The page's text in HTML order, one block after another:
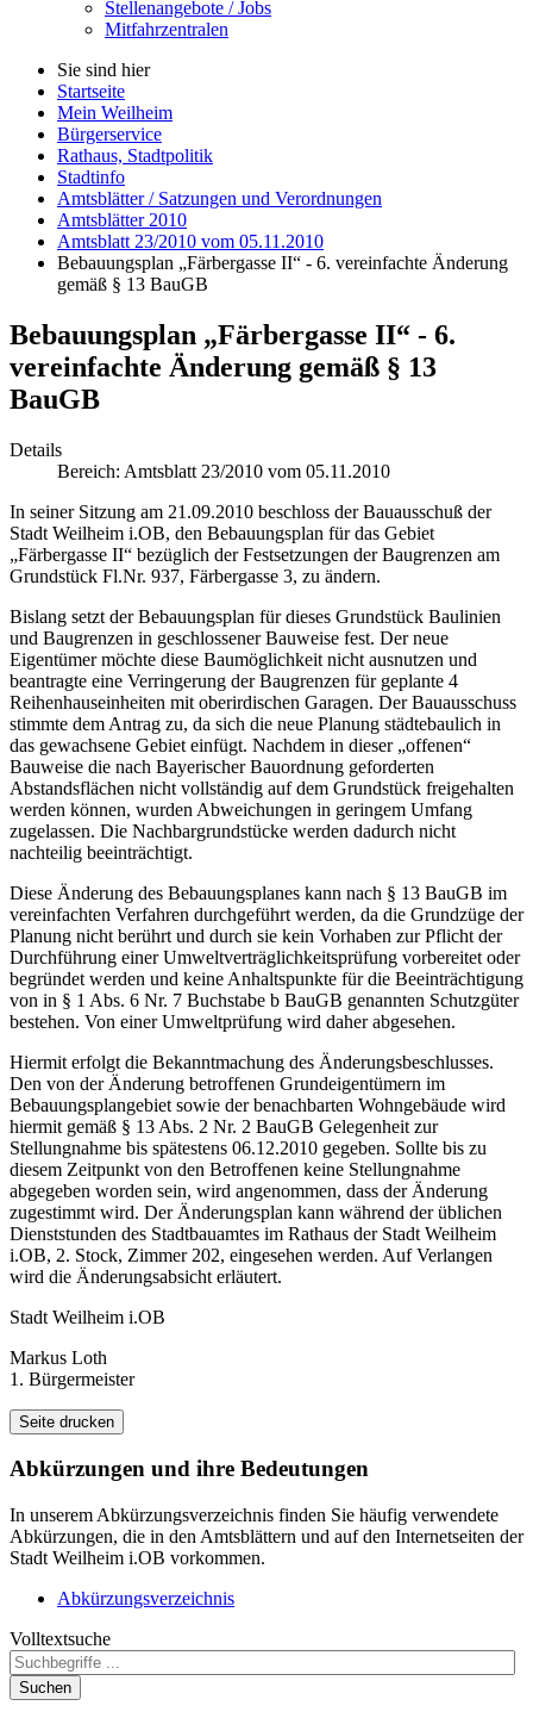
Stellenangebote / Jobs
Mitfahrzentralen
Sie sind hier
Startseite
Mein Weilheim
Bürgerservice
Rathaus, Stadtpolitik
Stadtinfo
Amtsblätter / Satzungen und Verordnungen
Amtsblätter 2010
Amtsblatt 23/2010 vom 05.11.2010
Bebauungsplan „Färbergasse II“ - 6. vereinfachte Änderung
gemäß § 13 BauGB
Bebauungsplan „Färbergasse II“ - 6.
vereinfachte Änderung gemäß § 13
BauGB
Details
Bereich: Amtsblatt 23/2010 vom 05.11.2010
In seiner Sitzung am 21.09.2010 beschloss der Bauausschuß der
Stadt Weilheim i.OB, den Bebauungsplan für das Gebiet
„Färbergasse II“ bezüglich der Festsetzungen der Baugrenzen am
Grundstück Fl.Nr. 937, Färbergasse 3, zu ändern.
Bislang setzt der Bebauungsplan für dieses Grundstück Baulinien
und Baugrenzen in geschlossener Bauweise fest. Der neue
Eigentümer möchte diese Baumöglichkeit nicht ausnutzen und
beantragte eine Verringerung der Baugrenzen für geplante 4
Reihenhauseinheiten mit oberirdischen Garagen. Der Bauausschuss
stimmte dem Antrag zu, da sich die neue Planung städtebaulich in
das gewachsene Gebiet einfügt. Nachdem in dieser „offenen“
Bauweise die nach Bayerischer Bauordnung geforderten
Abstandsflächen nicht vollständig auf dem Grundstück freigehalten
werden können, wurden Abweichungen in geringem Umfang
zugelassen. Die Nachbargrundstücke werden dadurch nicht
nachteilig beeinträchtigt.
Diese Änderung des Bebauungsplanes kann nach § 13 BauGB im
vereinfachten Verfahren durchgeführt werden, da die Grundzüge der
Planung nicht berührt und durch sie kein Vorhaben zur Pflicht der
Durchführung einer Umweltverträglichkeitsprüfung vorbereitet oder
begründet werden und keine Anhaltspunkte für die Beeinträchtigung
von in § 1 Abs. 6 Nr. 7 Buchstabe b BauGB genannten Schutzgüter
bestehen. Von einer Umweltprüfung wird daher abgesehen.
Hiermit erfolgt die Bekanntmachung des Änderungsbeschlusses.
Den von der Änderung betroffenen Grundeigentümern im
Bebauungsplangebiet sowie der benachbarten Wohngebäude wird
hiermit gemäß § 13 Abs. 2 Nr. 2 BauGB Gelegenheit zur
Stellungnahme bis spätestens 06.12.2010 gegeben. Sollte bis zu
diesem Zeitpunkt von den Betroffenen keine Stellungnahme
abgegeben worden sein, wird angenommen, dass der Änderung
zugestimmt wird. Der Änderungsplan kann während der üblichen
Dienststunden des Stadtbauamtes im Rathaus der Stadt Weilheim
i.OB, 2. Stock, Zimmer 202, eingesehen werden. Auf Verlangen
wird die Änderungsabsicht erläutert.
Stadt Weilheim i.OB
Markus Loth
1. Bürgermeister
Seite drucken
Abkürzungen und ihre Bedeutungen
In unserem Abkürzungsverzeichnis finden Sie häufig verwendete
Abkürzungen, die in den Amtsblättern und auf den Internetseiten der
Stadt Weilheim i.OB vorkommen.
Abkürzungsverzeichnis
Volltextsuche
Suchen